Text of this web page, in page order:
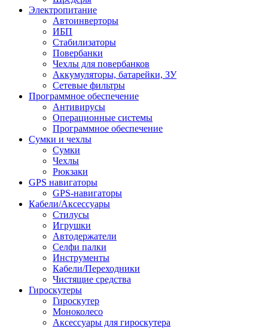
Электропитание
Автоинверторы
ИБП
Стабилизаторы
Повербанки
Чехлы для повербанков
Аккумуляторы, батарейки, ЗУ
Сетевые фильтры
Программное обеспечение
Антивирусы
Операционные системы
Программное обеспечение
Сумки и чехлы
Сумки
Чехлы
Рюкзаки
GPS навигаторы
GPS-навигаторы
Кабели/Аксессуары
Стилусы
Игрушки
Автодержатели
Селфи палки
Инструменты
Кабели/Переходники
Чистящие средства
Гироскутеры
Гироскутер
Моноколесо
Аксессуары для гироскутера